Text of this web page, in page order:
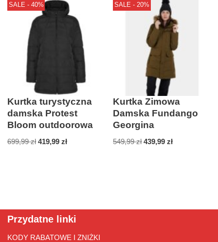
SALE - 40%
Kurtka turystyczna
damska Protest
Bloom outdoorowa
699,99zł 419,99 zł
SALE - 20%
Kurtka Zimowa
Damska Fundango
Georgina
549,99zł 439,99zł
Przydatne linki
KODY RABATOWE I ZNIŻKI